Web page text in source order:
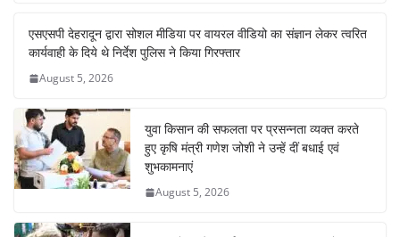
एसएसपी देहरादून द्वारा सोशल मीडिया पर वायरल वीडियो का संज्ञान लेकर त्वरित
कार्यवाही के दिये थे निर्देश पुलिस ने किया गिरफ्तार
August 5, 2026
युवा किसान की सफलता पर प्रसन्नता व्यक्त करते
हुए कृषि मंत्री गणेश जोशी ने उन्हें दीं बधाई एवं
शुभकामनाएं
August 5, 2026